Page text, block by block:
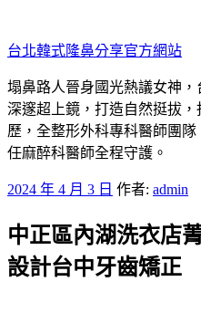
至
主
要
內
容
台北韓式隆鼻分享官方網站
塌鼻路人晉身國光熱議女神
深邃超上鏡，打造自然挺拔
歷，全整形外科專科醫師團
任麻醉科醫師全程守護。
發
於
2024 年 4 月 3 日 作者: admin
中正區內湖洗衣店
設計台中牙齒矯正